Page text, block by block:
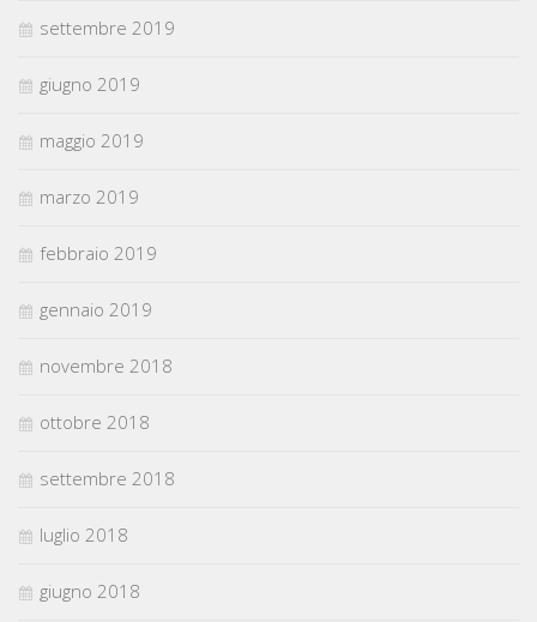
settembre 2019
giugno 2019
maggio 2019
marzo 2019
febbraio 2019
gennaio 2019
novembre 2018
ottobre 2018
settembre 2018
luglio 2018
giugno 2018